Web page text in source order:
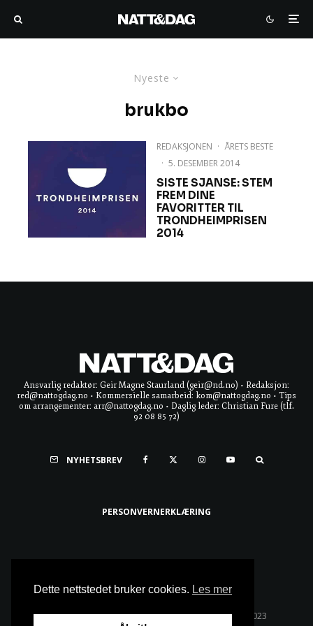
Nyeste
brukbo
REDAKSJONEN · ÅRETS BESTE
· 5. DESEMBER 2014
SISTE SJANSE: STEM
FREM DINE
FAVORITTER TIL
TRONDHEIMPRISEN
2014
Ansvarlig redaktør: Geir Magne Staurland (geir@nd.no) • Redaksjon:
red@nattogdag.no • Kommersielle samarbeid: kom@nattogdag.no • Tips
om arrangementer: arr@nattogdag.no • Daglig leder: Christian Fure (tlf.
92 08 85 72)
NYHETSBREV
PERSONVERNERKLÆRING
Alle rettigheter reservert • Copyright © Natt & Dag 2023
Dette nettstedet bruker cookies. Les mer